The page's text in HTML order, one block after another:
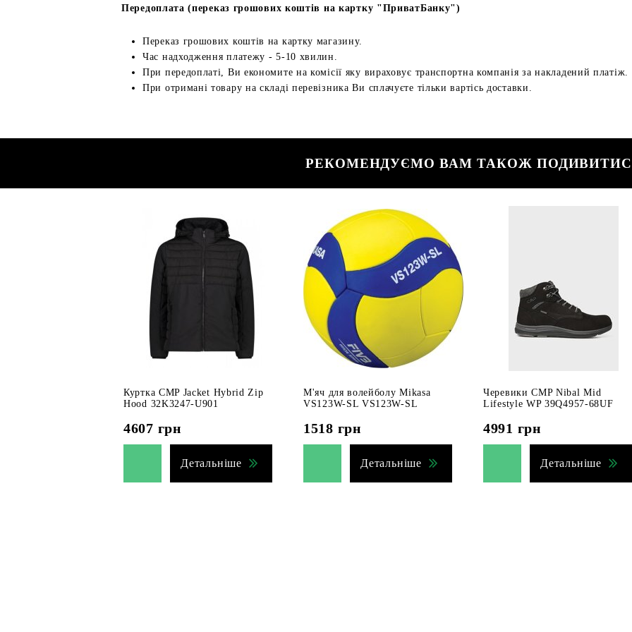
Передоплата (переказ грошових коштів на картку "ПриватБанку")
Переказ грошових коштів на картку магазину.
Час надходження платежу - 5-10 хвилин.
При передоплаті, Ви економите на комісії яку вираховує транспортна компанія за накладений платіж.
При отримані товару на складі перевізника Ви сплачуєте тільки вартісь доставки.
РЕКОМЕНДУЄМО ВАМ ТАКОЖ
Куртка CMP Jacket Hybrid Zip
Hood 32K3247-U901
4607 грн
Детальніше
М'яч для волейболу Mikasa
VS123W-SL VS123W-SL
1518 грн
Детальніше
Черевики CMP Nibal Mid
Lifestyle WP 39Q4957-68UF
4991 грн
Детальніше